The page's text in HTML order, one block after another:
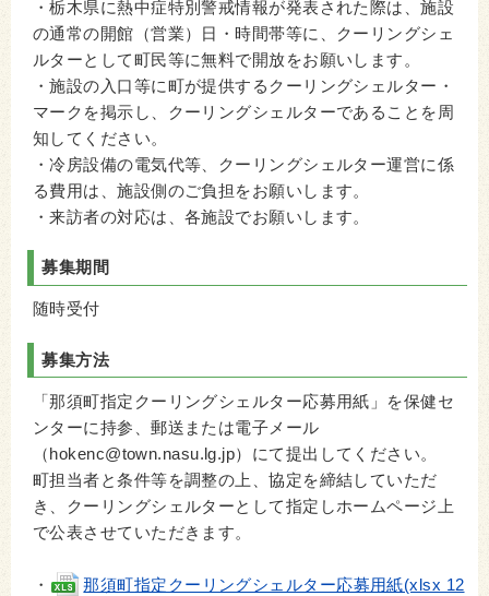
・栃木県に熱中症特別警戒情報が発表された際は、施設
の通常の開館（営業）日・時間帯等に、クーリングシェ
ルターとして町民等に無料で開放をお願いします。
・施設の入口等に町が提供するクーリングシェルター・
マークを掲示し、クーリングシェルターであることを周
知してください。
・冷房設備の電気代等、クーリングシェルター運営に係
る費用は、施設側のご負担をお願いします。
・来訪者の対応は、各施設でお願いします。
募集期間
随時受付
募集方法
「那須町指定クーリングシェルター応募用紙」を保健セ
ンターに持参、郵送または電子メール
（hokenc@town.nasu.lg.jp）にて提出してください。
町担当者と条件等を調整の上、協定を締結していただ
き、クーリングシェルターとして指定しホームページ上
で公表させていただきます。
・
那須町指定クーリングシェルター応募用紙(xlsx 12